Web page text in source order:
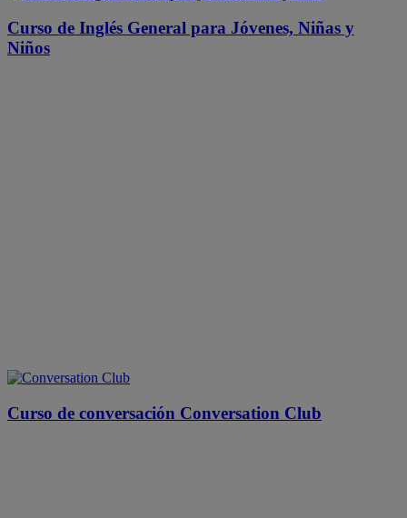
Curso de Inglés General para Jóvenes, Niñas y
Niños
Curso de conversación Conversation Club